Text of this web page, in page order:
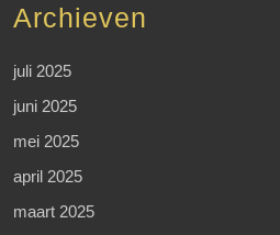
Archieven
juli 2025
juni 2025
mei 2025
april 2025
maart 2025